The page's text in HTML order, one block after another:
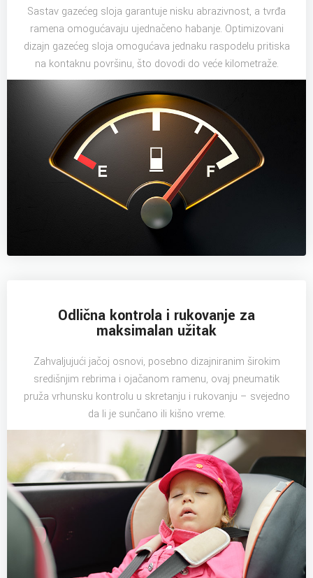
Sastav gazećeg sloja garantuje nisku abrazivnost, a tvrđa
ramena omogućavaju ujednačeno habanje. Optimizovani
dizajn gazećeg sloja omogućava jednaku raspodelu pritiska
na kontaknu površinu, što dovodi do veće kilometraže.
Odlična kontrola i rukovanje za
maksimalan užitak
Zahvaljujući jačoj osnovi, posebno dizajniranim širokim
središnjim rebrima i ojačanom ramenu, ovaj pneumatik
pruža vrhunsku kontrolu u skretanju i rukovanju – svejedno
da li je sunčano ili kišno vreme.